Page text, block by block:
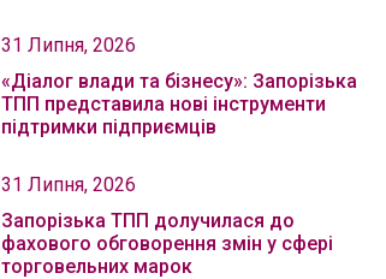
31 Липня, 2026
«Діалог влади та бізнесу»: Запорізька
ТПП представила нові інструменти
підтримки підприємців
31 Липня, 2026
Запорізька ТПП долучилася до
фахового обговорення змін у сфері
торговельних марок